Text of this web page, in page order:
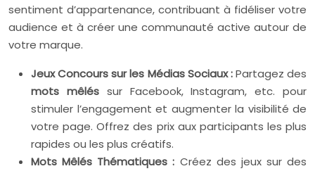
sentiment d’appartenance, contribuant à fidéliser votre
audience et à créer une communauté active autour de
votre marque.
Jeux Concours sur les Médias Sociaux :Partagez des
mots mêlés sur Facebook, Instagram, etc. pour
stimuler l’engagement et augmenter la visibilité de
votre page. Offrez des prix aux participants les plus
rapides ou les plus créatifs.
Mots Mêlés Thématiques : Créez des jeux sur des